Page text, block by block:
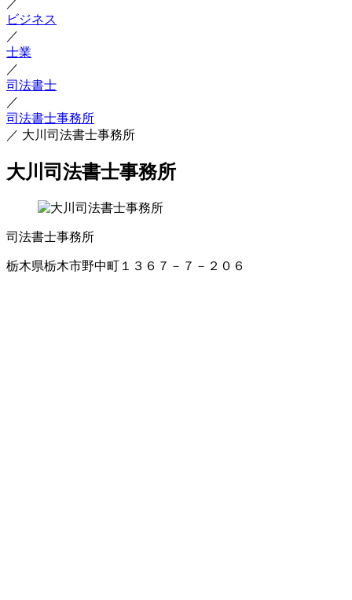
／
ビジネス
／
士業
／
司法書士
／
司法書士事務所
／ 大川司法書士事務所
大川司法書士事務所
司法書士事務所
栃木県栃木市野中町１３６７－７－２０６